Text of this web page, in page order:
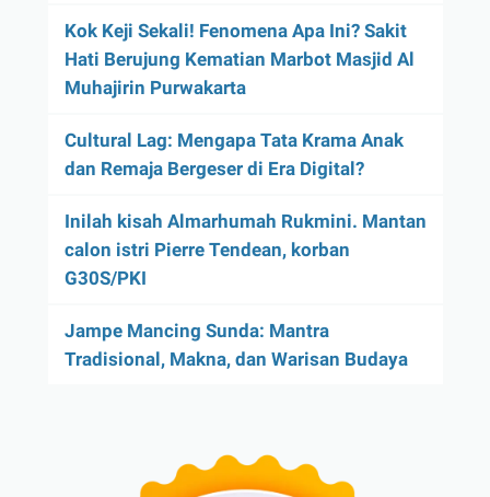
Kok Keji Sekali! Fenomena Apa Ini? Sakit
Hati Berujung Kematian Marbot Masjid Al
Muhajirin Purwakarta
Cultural Lag: Mengapa Tata Krama Anak
dan Remaja Bergeser di Era Digital?
Inilah kisah Almarhumah Rukmini. Mantan
calon istri Pierre Tendean, korban
G30S/PKI
Jampe Mancing Sunda: Mantra
Tradisional, Makna, dan Warisan Budaya